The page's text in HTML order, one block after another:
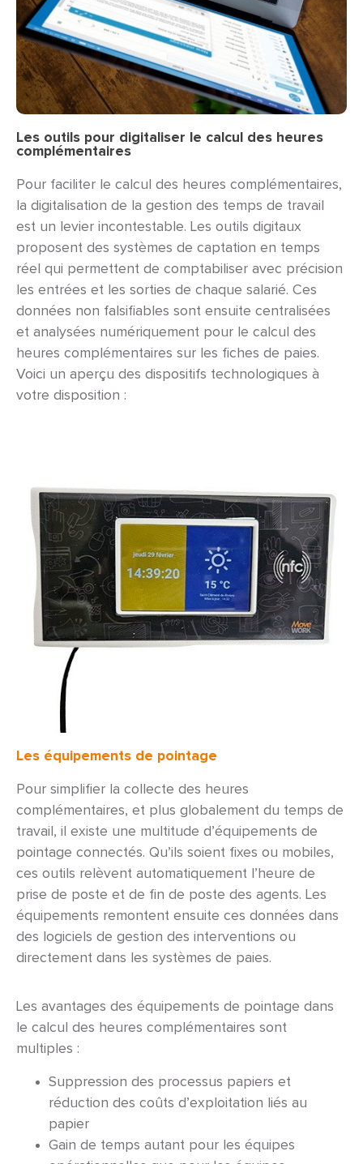
Les outils pour digitaliser le calcul des heures
complémentaires
Pour faciliter le calcul des heures complémentaires,
la digitalisation de la gestion des temps de travail
est un levier incontestable. Les outils digitaux
proposent des systèmes de captation en temps
réel qui permettent de comptabiliser avec précision
les entrées et les sorties de chaque salarié. Ces
données non falsifiables sont ensuite centralisées
et analysées numériquement pour le calcul des
heures complémentaires sur les fiches de paies.
Voici un aperçu des dispositifs technologiques à
votre disposition :
Les équipements de pointage
Pour simplifier la collecte des heures
complémentaires, et plus globalement du temps de
travail, il existe une multitude d’équipements de
pointage connectés. Qu’ils soient fixes ou mobiles,
ces outils relèvent automatiquement l’heure de
prise de poste et de fin de poste des agents. Les
équipements remontent ensuite ces données dans
des logiciels de gestion des interventions ou
directement dans les systèmes de paies.
Les avantages des équipements de pointage dans
le calcul des heures complémentaires sont
multiples :
Suppression des processus papiers et
réduction des coûts d’exploitation liés au
papier
Gain de temps autant pour les équipes